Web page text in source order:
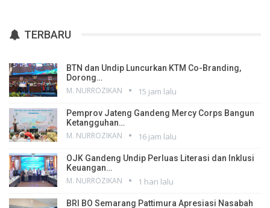
TERBARU
BTN dan Undip Luncurkan KTM Co-Branding,
Dorong…
M. NURROZIKAN 15 jam lalu
Pemprov Jateng Gandeng Mercy Corps Bangun
Ketangguhan…
M. NURROZIKAN 16 jam lalu
OJK Gandeng Undip Perluas Literasi dan Inklusi
Keuangan…
M. NURROZIKAN 1 hari lalu
BRI BO Semarang Pattimura Apresiasi Nasabah